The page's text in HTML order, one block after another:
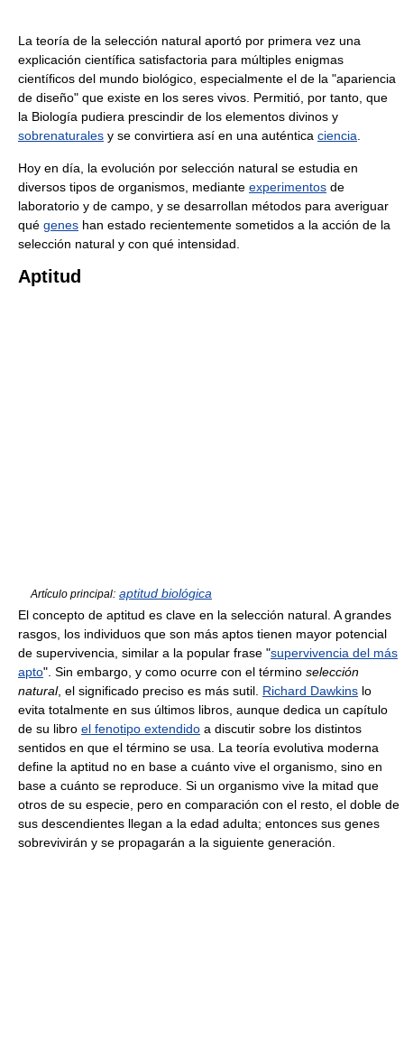
La teoría de la selección natural aportó por primera vez una
explicación científica satisfactoria para múltiples enigmas
científicos del mundo biológico, especialmente el de la "apariencia
de diseño" que existe en los seres vivos. Permitió, por tanto, que
la Biología pudiera prescindir de los elementos divinos y
sobrenaturales y se convirtiera así en una auténtica ciencia.
Hoy en día, la evolución por selección natural se estudia en
diversos tipos de organismos, mediante experimentos de
laboratorio y de campo, y se desarrollan métodos para averiguar
qué genes han estado recientemente sometidos a la acción de la
selección natural y con qué intensidad.
Aptitud
Artículo principal: aptitud biológica
El concepto de aptitud es clave en la selección natural. A grandes
rasgos, los individuos que son más aptos tienen mayor potencial
de supervivencia, similar a la popular frase "supervivencia del más
apto". Sin embargo, y como ocurre con el término selección
natural, el significado preciso es más sutil. Richard Dawkins lo
evita totalmente en sus últimos libros, aunque dedica un capítulo
de su libro el fenotipo extendido a discutir sobre los distintos
sentidos en que el término se usa. La teoría evolutiva moderna
define la aptitud no en base a cuánto vive el organismo, sino en
base a cuánto se reproduce. Si un organismo vive la mitad que
otros de su especie, pero en comparación con el resto, el doble de
sus descendientes llegan a la edad adulta; entonces sus genes
sobrevivirán y se propagarán a la siguiente generación.